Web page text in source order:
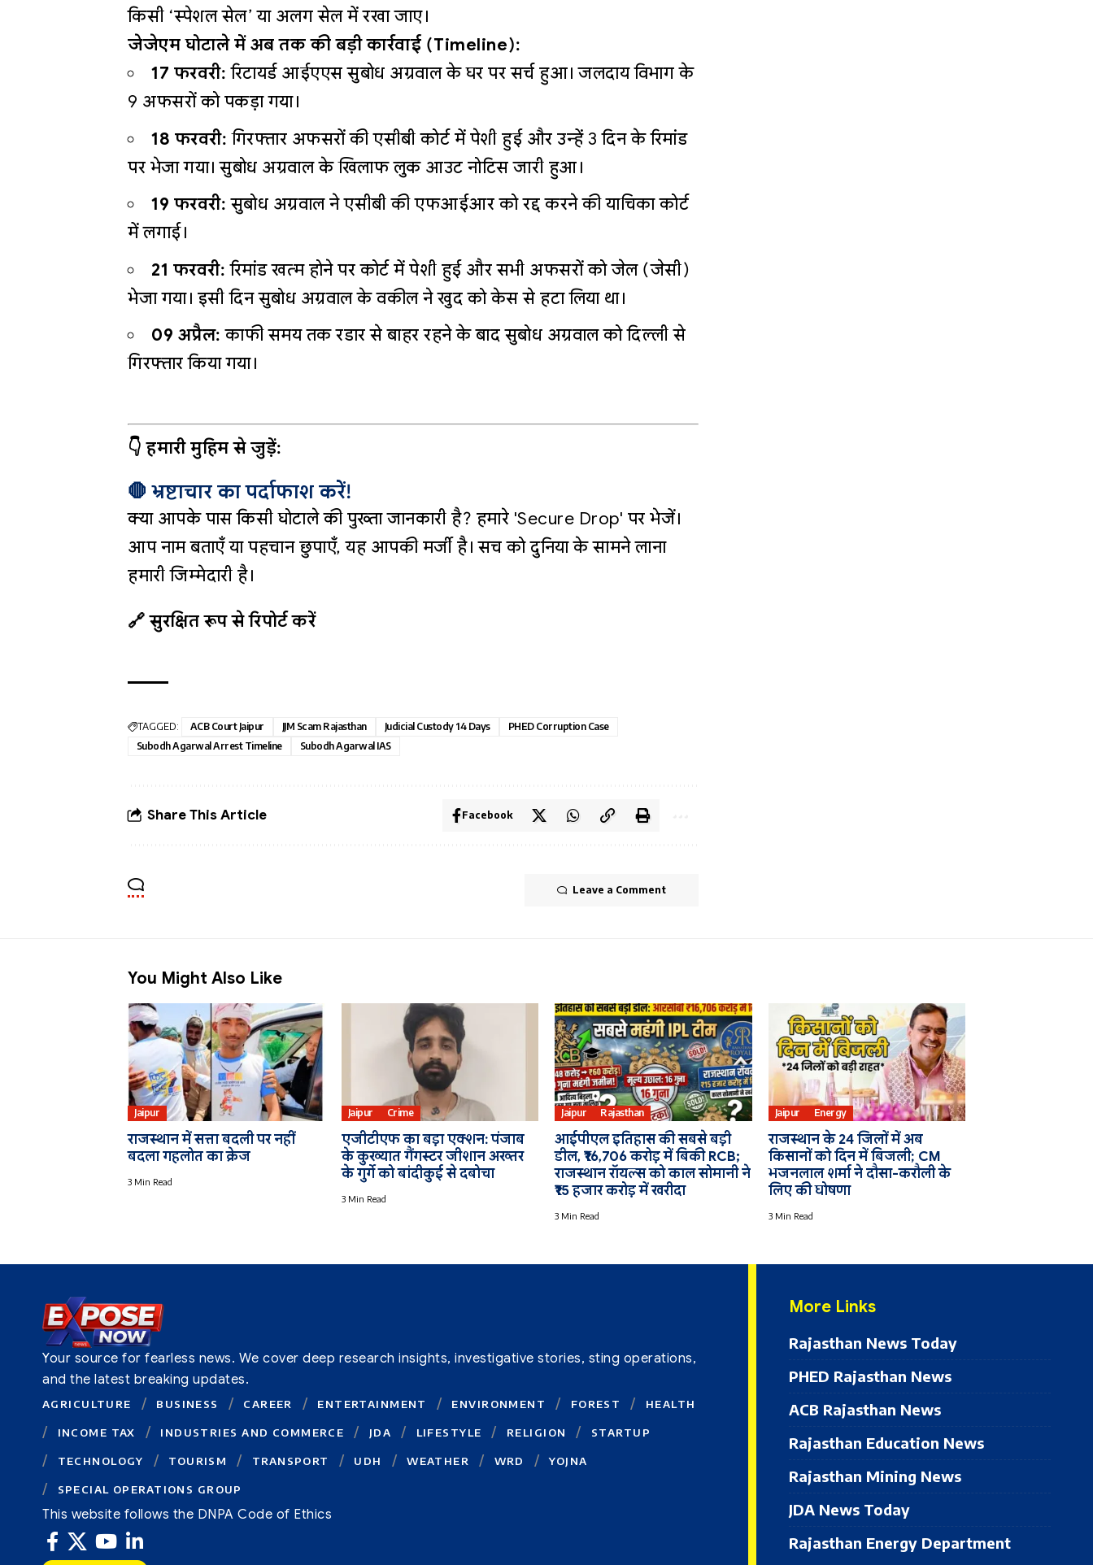
किसी ‘स्पेशल सेल’ या अलग सेल में रखा जाए।
जेजेएम घोटाले में अब तक की बड़ी कार्रवाई (Timeline):
17 फरवरी: रिटायर्ड आईएएस सुबोध अग्रवाल के घर पर सर्च हुआ। जलदाय विभाग के
9 अफसरों को पकड़ा गया।
18 फरवरी: गिरफ्तार अफसरों की एसीबी कोर्ट में पेशी हुई और उन्हें 3 दिन के रिमांड
पर भेजा गया। सुबोध अग्रवाल के खिलाफ लुक आउट नोटिस जारी हुआ।
19 फरवरी: सुबोध अग्रवाल ने एसीबी की एफआईआर को रद्द करने की याचिका कोर्ट
में लगाई।
21 फरवरी: रिमांड खत्म होने पर कोर्ट में पेशी हुई और सभी अफसरों को जेल (जेसी)
भेजा गया। इसी दिन सुबोध अग्रवाल के वकील ने खुद को केस से हटा लिया था।
09 अप्रैल: काफी समय तक रडार से बाहर रहने के बाद सुबोध अग्रवाल को दिल्ली से
गिरफ्तार किया गया।
👇 हमारी मुहिम से जुड़ें:
🛑 भ्रष्टाचार का पर्दाफाश करें!
क्या आपके पास किसी घोटाले की पुख्ता जानकारी है? हमारे 'Secure Drop' पर भेजें।
आप नाम बताएँ या पहचान छुपाएँ, यह आपकी मर्जी है। सच को दुनिया के सामने लाना
हमारी जिम्मेदारी है।
🔗 सुरक्षित रूप से रिपोर्ट करें
TAGGED: ACB Court Jaipur JJM Scam Rajasthan Judicial Custody 14 Days
PHED Corruption Case
Subodh Agarwal Arrest Timeline
Subodh Agarwal IAS
Share This Article Facebook
Leave a Comment
You Might Also Like
Jaipur
राजस्थान में सत्ता बदली पर नहीं
बदला गहलोत का क्रेज
3 Min Read
Jaipur Crime
एजीटीएफ का बड़ा एक्शन: पंजाब
के कुख्यात गैंगस्टर जीशान अख्तर
के गुर्गे को बांदीकुई से दबोचा
3 Min Read
Jaipur Rajasthan
आईपीएल इतिहास की सबसे बड़ी
डील, ₹16,706 करोड़ में बिकी RCB;
राजस्थान रॉयल्स को काल सोमानी ने
₹15 हजार करोड़ में खरीदा
3 Min Read
Jaipur Energy
राजस्थान के 24 जिलों में अब
किसानों को दिन में बिजली; CM
भजनलाल शर्मा ने दौसा-करौली के
लिए की घोषणा
3 Min Read
Your source for fearless news. We cover deep research insights, investigative stories, sting operations,
and the latest breaking updates.
AGRICULTURE BUSINESS CAREER ENTERTAINMENT ENVIRONMENT FOREST HEALTH
INCOME TAX INDUSTRIES AND COMMERCE JDA LIFESTYLE RELIGION STARTUP
TECHNOLOGY TOURISM TRANSPORT UDH WEATHER WRD YOJNA
SPECIAL OPERATIONS GROUP
This website follows the DNPA Code of Ethics
More Links
Rajasthan News Today
PHED Rajasthan News
ACB Rajasthan News
Rajasthan Education News
Rajasthan Mining News
JDA News Today
Rajasthan Energy Department